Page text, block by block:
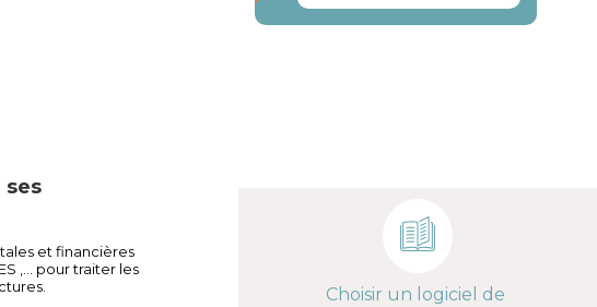
ses
et financières
,… pour traiter les
Choisir un logiciel de